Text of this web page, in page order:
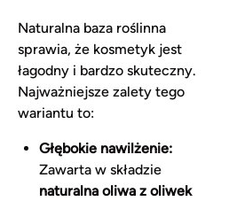
Naturalna baza roślinna
sprawia, że kosmetyk jest
łagodny i bardzo skuteczny.
Najważniejsze zalety tego
wariantu to:
Głębokie nawilżenie:
Zawarta w składzie
naturalna oliwa z oliwek